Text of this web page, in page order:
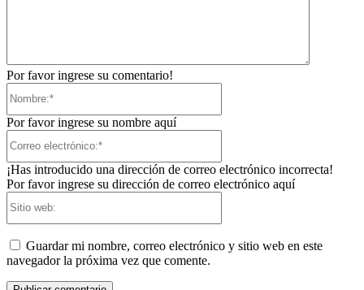
Por favor ingrese su comentario!
Por favor ingrese su nombre aquí
¡Has introducido una dirección de correo electrónico incorrecta!
Por favor ingrese su dirección de correo electrónico aquí
Guardar mi nombre, correo electrónico y sitio web en este
navegador la próxima vez que comente.